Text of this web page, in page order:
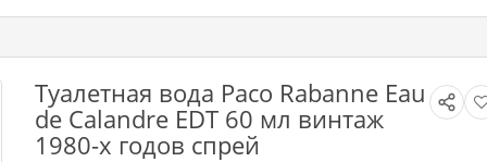
Туалетная вода Paco Rabanne Eau
de Calandre EDT 60 мл винтаж
1980-х годов спрей